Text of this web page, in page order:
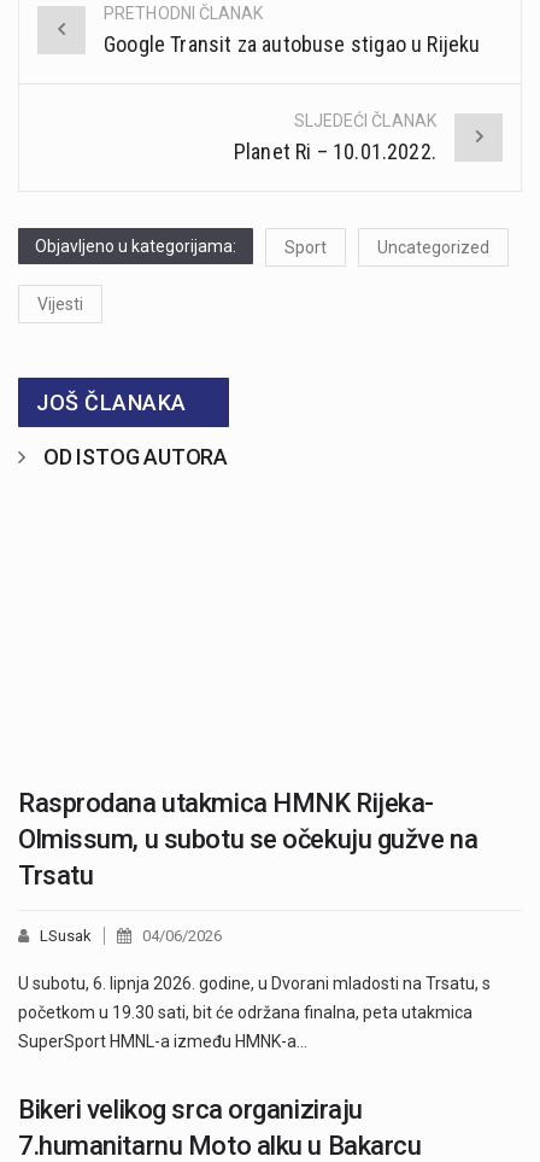
Post
navigation
PRETHODNI ČLANAK
Google Transit za autobuse stigao u Rijeku
SLJEDEĆI ČLANAK
Planet Ri – 10.01.2022.
Objavljeno u kategorijama: Sport Uncategorized
Vijesti
JOŠ ČLANAKA
OD ISTOG AUTORA
Rasprodana utakmica HMNK Rijeka-
Olmissum, u subotu se očekuju gužve na
Trsatu
LSusak 04/06/2026
U subotu, 6. lipnja 2026. godine, u Dvorani mladosti na Trsatu, s
početkom u 19.30 sati, bit će održana finalna, peta utakmica
SuperSport HMNL-a između HMNK-a…
Bikeri velikog srca organiziraju
7.humanitarnu Moto alku u Bakarcu